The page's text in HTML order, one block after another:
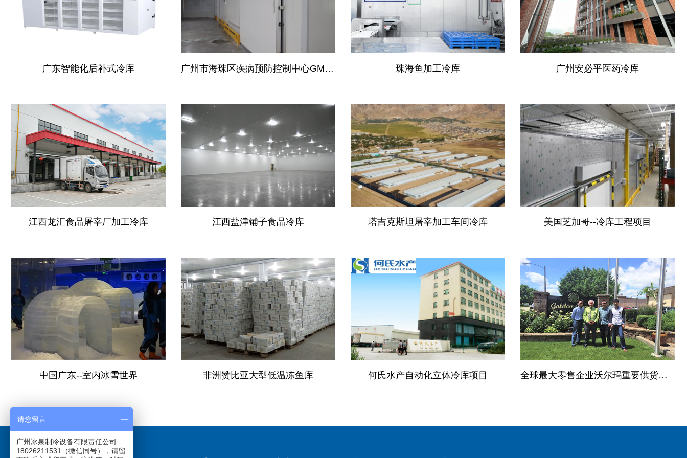
广东智能化后补式冷库 广州市海珠区疾病预防控制中心GMP医药冷库 珠海鱼加工冷库 广州安必平医药冷库
江西龙汇食品屠宰厂加工冷库 江西盐津铺子食品冷库 塔吉克斯坦屠宰加工车间冷库 美国芝加哥--冷库工程项目
中国广东--室内冰雪世界 非洲赞比亚大型低温冻鱼库 何氏水产自动化立体冷库项目 全球最大零售企业沃尔玛重要供货商--综合冷藏冷冻库
请您留言
广州冰泉制冷设备有限责任公司
18026211531（微信同号），请留